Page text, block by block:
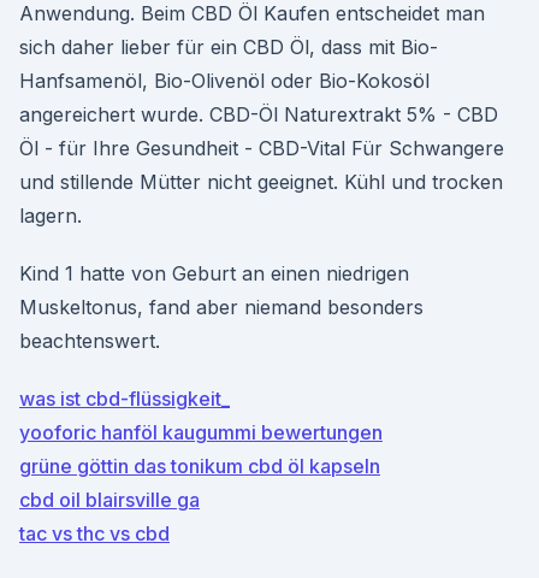
Anwendung. Beim CBD Öl Kaufen entscheidet man
sich daher lieber für ein CBD Öl, dass mit Bio-
Hanfsamenöl, Bio-Olivenöl oder Bio-Kokosöl
angereichert wurde. CBD-Öl Naturextrakt 5% - CBD
Öl - für Ihre Gesundheit - CBD-Vital Für Schwangere
und stillende Mütter nicht geeignet. Kühl und trocken
lagern.
Kind 1 hatte von Geburt an einen niedrigen
Muskeltonus, fand aber niemand besonders
beachtenswert.
was ist cbd-flüssigkeit_
yooforic hanföl kaugummi bewertungen
grüne göttin das tonikum cbd öl kapseln
cbd oil blairsville ga
tac vs thc vs cbd